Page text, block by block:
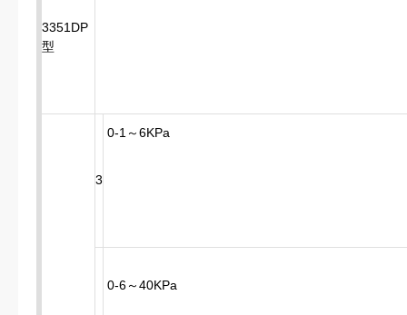
3351DP
型
3
0-1～6KPa
0-6～40KPa